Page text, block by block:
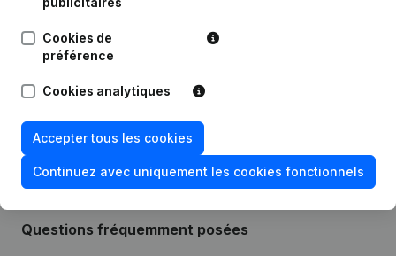
13-09-2017 Demissions - Nominations
04-11-2011 Demissions - Nominations
22-06-2007 Nomination(s)
Questions fréquemment posées
Cookies de
préférence
Cookies analytiques
Accepter tous les cookies
Continuez avec uniquement les cookies fonctionnels